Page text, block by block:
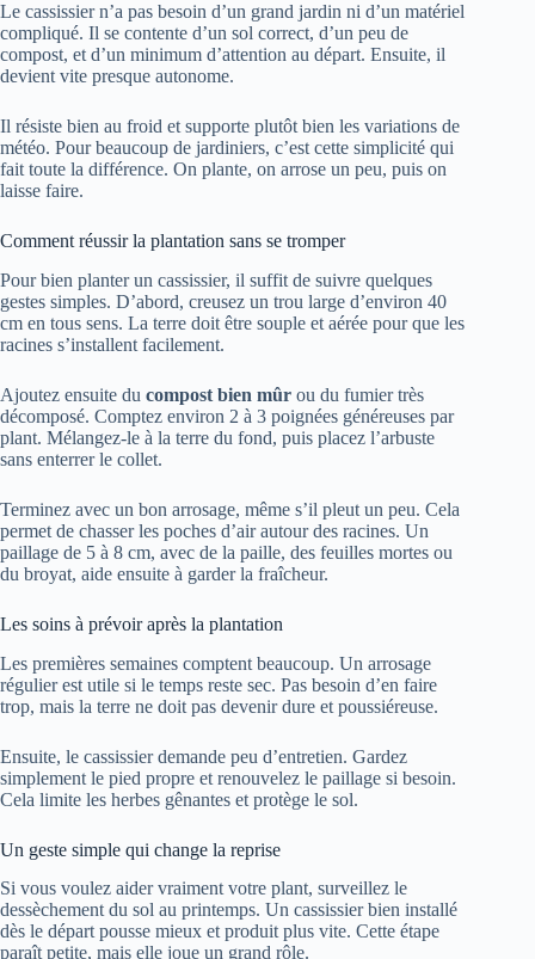
Le cassissier n’a pas besoin d’un grand jardin ni d’un matériel
compliqué. Il se contente d’un sol correct, d’un peu de
compost, et d’un minimum d’attention au départ. Ensuite, il
devient vite presque autonome.
Il résiste bien au froid et supporte plutôt bien les variations de
météo. Pour beaucoup de jardiniers, c’est cette simplicité qui
fait toute la différence. On plante, on arrose un peu, puis on
laisse faire.
Comment réussir la plantation sans se tromper
Pour bien planter un cassissier, il suffit de suivre quelques
gestes simples. D’abord, creusez un trou large d’environ 40
cm en tous sens. La terre doit être souple et aérée pour que les
racines s’installent facilement.
Ajoutez ensuite du compost bien mûr ou du fumier très
décomposé. Comptez environ 2 à 3 poignées généreuses par
plant. Mélangez-le à la terre du fond, puis placez l’arbuste
sans enterrer le collet.
Terminez avec un bon arrosage, même s’il pleut un peu. Cela
permet de chasser les poches d’air autour des racines. Un
paillage de 5 à 8 cm, avec de la paille, des feuilles mortes ou
du broyat, aide ensuite à garder la fraîcheur.
Les soins à prévoir après la plantation
Les premières semaines comptent beaucoup. Un arrosage
régulier est utile si le temps reste sec. Pas besoin d’en faire
trop, mais la terre ne doit pas devenir dure et poussiéreuse.
Ensuite, le cassissier demande peu d’entretien. Gardez
simplement le pied propre et renouvelez le paillage si besoin.
Cela limite les herbes gênantes et protège le sol.
Un geste simple qui change la reprise
Si vous voulez aider vraiment votre plant, surveillez le
dessèchement du sol au printemps. Un cassissier bien installé
dès le départ pousse mieux et produit plus vite. Cette étape
paraît petite, mais elle joue un grand rôle.